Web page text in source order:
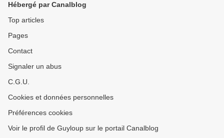
Hébergé par Canalblog
Top articles
Pages
Contact
Signaler un abus
C.G.U.
Cookies et données personnelles
Préférences cookies
Voir le profil de Guyloup sur le portail Canalblog